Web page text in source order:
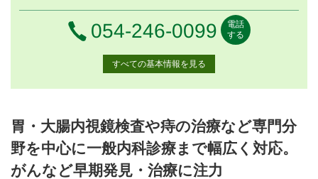
電話番号
054-246-0099
電話
する
すべての基本情報を見る
9:00～11:45
● ● ● ●
●
16:00～17:45
● ● ●
胃・大腸内視鏡検査や痔の治療など専門分
野を中心に一般内科診療まで幅広く対応。
がんなど早期発見・治療に注力